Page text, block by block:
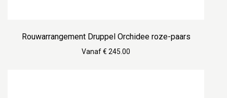
Rouwarrangement Druppel Orchidee roze-paars
Vanaf € 245.00